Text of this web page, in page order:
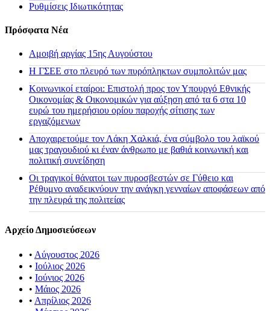
Ρυθμίσεις Ιδιωτικότητας
Πρόσφατα Νέα
Αμοιβή αργίας 15ης Αυγούστου
H ΓΣΕΕ στο πλευρό των πυρόπληκτων συμπολιτών μας
Κοινωνικοί εταίροι: Επιστολή προς τον Υπουργό Εθνικής
Οικονομίας & Οικονομικών για αύξηση από τα 6 στα 10
ευρώ του ημερήσιου ορίου παροχής σίτισης των
εργαζόμενων
Αποχαιρετούμε τον Λάκη Χαλκιά, ένα σύμβολο του λαϊκού
μας τραγουδιού κι έναν άνθρωπο με βαθιά κοινωνική και
πολιτική συνείδηση
Οι τραγικοί θάνατοι των πυροσβεστών σε Γύθειο και
Ρέθυμνο αναδεικνύουν την ανάγκη γενναίων αποφάσεων από
την πλευρά της πολιτείας
Αρχείο Δημοσιεύσεων
• Αύγουστος 2026
• Ιούλιος 2026
• Ιούνιος 2026
• Μάιος 2026
• Απρίλιος 2026